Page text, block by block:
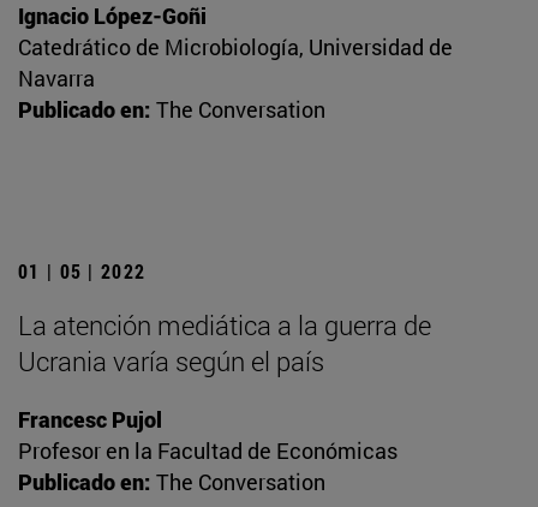
Ignacio López-Goñi
Catedrático de Microbiología, Universidad de
Navarra
Publicado en: The Conversation
01 | 05 | 2022
La atención mediática a la guerra de
Ucrania varía según el país
Francesc Pujol
Profesor en la Facultad de Económicas
Publicado en: The Conversation